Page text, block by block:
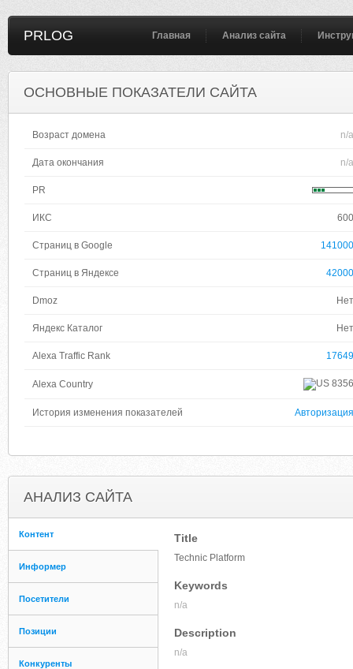
PRLOG Главная Анализ сайта
ОСНОВНЫЕ ПОКАЗАТЕЛИ САЙТА
Возраст домена n/a
Дата окончания n/a
PR
ИКС 600
Страниц в Google 141000
Страниц в Яндексе 42000
Dmoz Нет
Яндекс Каталог Нет
Alexa Traffic Rank 17649
Alexa Country 8356
История изменения показателей Авторизация
АНАЛИЗ САЙТА
Контент
Информер
Посетители
Позиции
Конкуренты
Title
Technic Platform
Keywords
n/a
Description
n/a